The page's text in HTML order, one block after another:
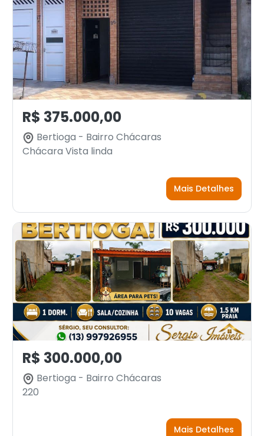
R$ 375.000,00
Bertioga - Bairro Chácaras
Chácara Vista linda
Mais Detalhes
R$ 300.000,00
Bertioga - Bairro Chácaras
220
Mais Detalhes